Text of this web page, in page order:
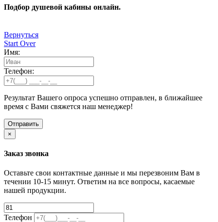
Подбор душевой кабины онлайн.
Вернуться
Start Over
Имя:
Телефон:
Результат Вашего опроса успешно отправлен, в ближайшее
время с Вами свяжется наш менеджер!
×
Заказ звонка
Оставьте свои контактные данные и мы перезвоним Вам в
течении 10-15 минут. Ответим на все вопросы, касаемые
нашей продукции.
Телефон